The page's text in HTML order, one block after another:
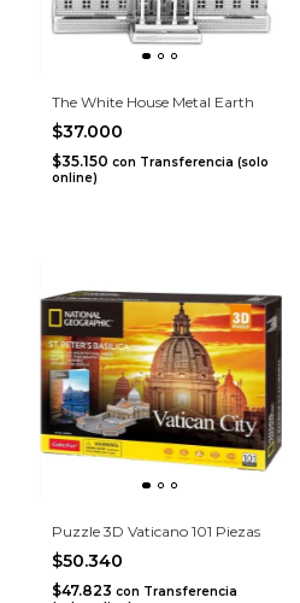
The White House Metal Earth
$37.000
$35.150 con Transferencia (solo
online)
Puzzle 3D Vaticano 101 Piezas
$50.340
$47.823 con Transferencia